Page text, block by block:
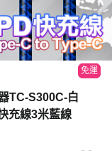
免運
TC-S300C-白
充線3米藍線